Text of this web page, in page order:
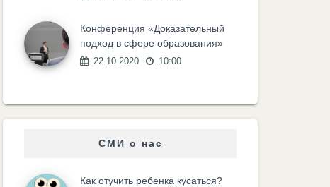
Конференция «Доказательный
подход в сфере образования»
22.10.2020 10:00
СМИ о нас
Как отучить ребенка кусаться?